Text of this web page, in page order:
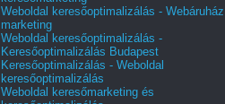
Weboldal keresőoptimalizálás - Webáruház
marketing
Weboldal keresőoptimalizálás -
Keresőoptimalizálás Budapest
Keresőoptimalizálás - Weboldal
keresőoptimalizálás
Weboldal keresőmarketing és